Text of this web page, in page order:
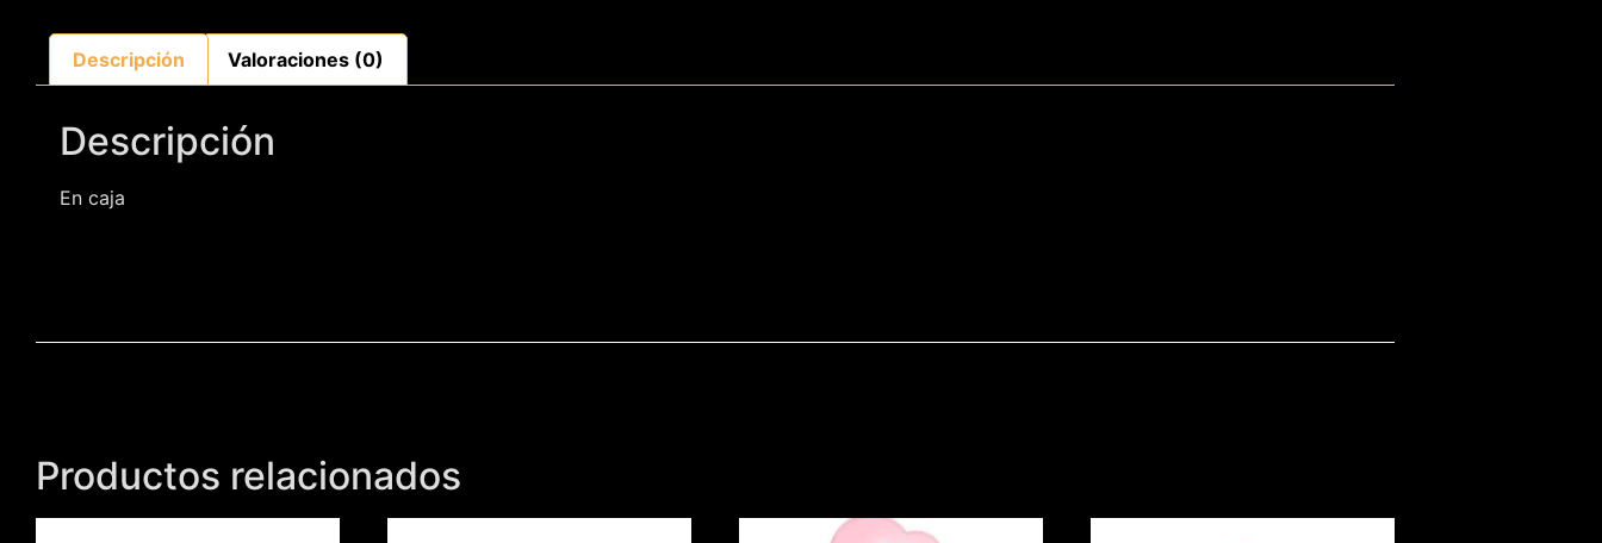
Descripción Valoraciones (0)
Descripción
En caja
Productos relacionados